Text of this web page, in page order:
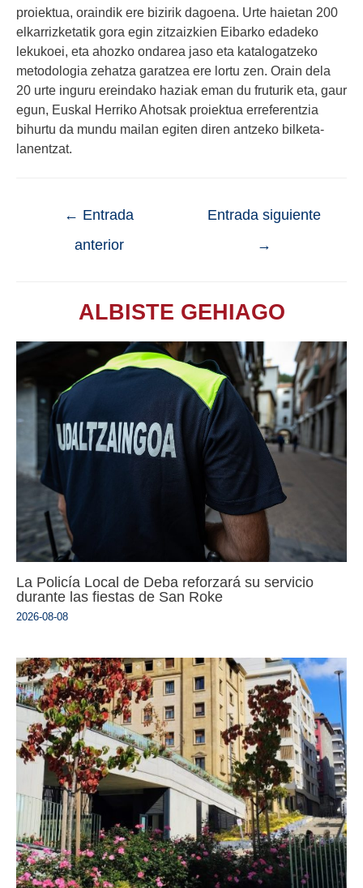
proiektua, oraindik ere bizirik dagoena. Urte haietan 200
elkarrizketatik gora egin zitzaizkien Eibarko edadeko
lekukoei, eta ahozko ondarea jaso eta katalogatzeko
metodologia zehatza garatzea ere lortu zen. Orain dela
20 urte inguru ereindako haziak eman du fruturik eta, gaur
egun, Euskal Herriko Ahotsak proiektua erreferentzia
bihurtu da mundu mailan egiten diren antzeko bilketa-
lanentzat.
← Entrada
anterior
Entrada siguiente
→
ALBISTE GEHIAGO
La Policía Local de Deba reforzará su servicio
durante las fiestas de San Roke
2026-08-08